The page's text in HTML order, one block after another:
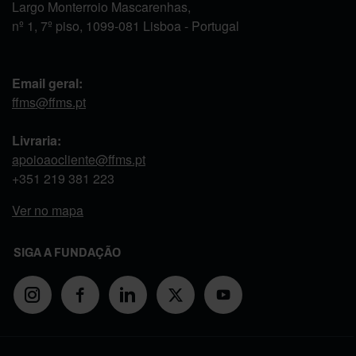
Largo Monterroio Mascarenhas,
nº 1, 7º piso, 1099-081 Lisboa - Portugal
Email geral:
ffms@ffms.pt
Livraria:
apoioaocliente@ffms.pt
+351 219 381 223
Ver no mapa
SIGA A FUNDAÇÃO